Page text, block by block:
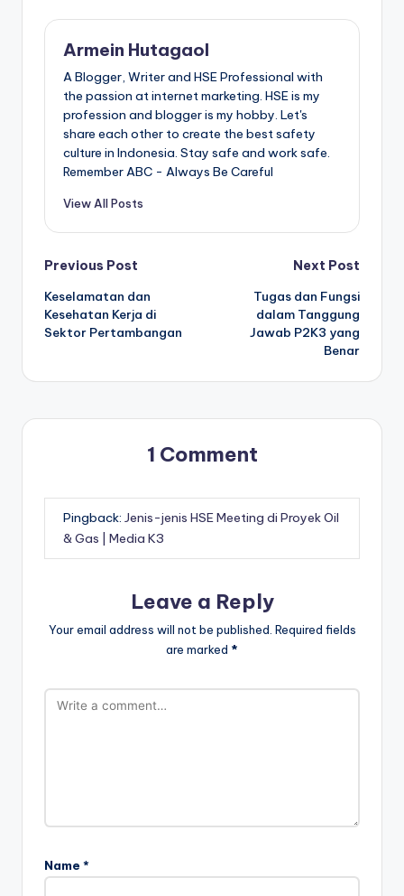
Armein Hutagaol
A Blogger, Writer and HSE Professional with
the passion at internet marketing. HSE is my
profession and blogger is my hobby. Let's
share each other to create the best safety
culture in Indonesia. Stay safe and work safe.
Remember ABC - Always Be Careful
View All Posts
Post
navigation
Previous Post
Keselamatan dan
Kesehatan Kerja di
Sektor Pertambangan
Next Post
Tugas dan Fungsi
dalam Tanggung
Jawab P2K3 yang
Benar
1 Comment
Pingback: Jenis-jenis HSE Meeting di Proyek Oil
& Gas | Media K3
Leave a Reply
Your email address will not be published. Required fields
are marked *
Name *